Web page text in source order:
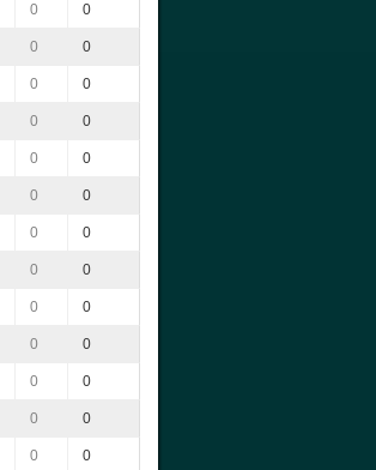
0 0
0 0
0 0
0 0
0 0
0 0
0 0
0 0
0 0
0 0
0 0
0 0
0 0